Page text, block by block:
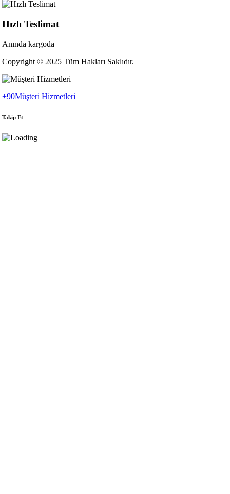
Hızlı Teslimat
Anında kargoda
Copyright © 2025 Tüm Hakları Saklıdır.
+90Müşteri Hizmetleri
Takip Et